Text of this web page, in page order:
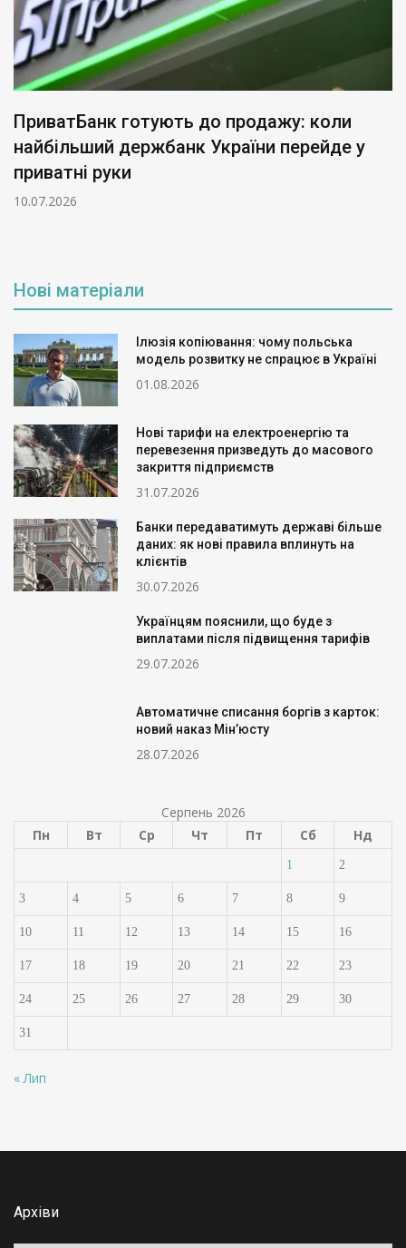
ПриватБанк готують до продажу: коли
найбільший держбанк України перейде у
приватні руки
10.07.2026
Нові матеріали
Ілюзія копіювання: чому польська
модель розвитку не спрацює в Україні
01.08.2026
Нові тарифи на електроенергію та
перевезення призведуть до масового
закриття підприємств
31.07.2026
Банки передаватимуть державі більше
даних: як нові правила вплинуть на
клієнтів
30.07.2026
Українцям пояснили, що буде з
виплатами після підвищення тарифів
29.07.2026
Автоматичне списання боргів з карток:
новий наказ Мін’юсту
28.07.2026
Серпень 2026
Пн
Вт Ср Чт Пт Сб Нд
1 2
3 4 5 6 7 8 9
10 11 12 13 14 15 16
17 18 19 20 21 22 23
24 25 26 27 28 29 30
31
« Лип
Архіви